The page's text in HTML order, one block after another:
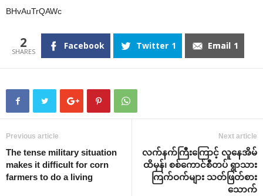
BHvAuTrQAWc
2 Facebook Twitter 1 Email 1
Previous article
The tense military situation
makes it difficult for corn
farmers to do a living
Next article
လက်နက်ကြီးကြောင့် လူနေအိမ်
ထိမှန်၊ စစ်ကောင်စီတပ် ရွာသား
ကြက်ဝက်များ သတ်ဖြတ်စား
သောက်